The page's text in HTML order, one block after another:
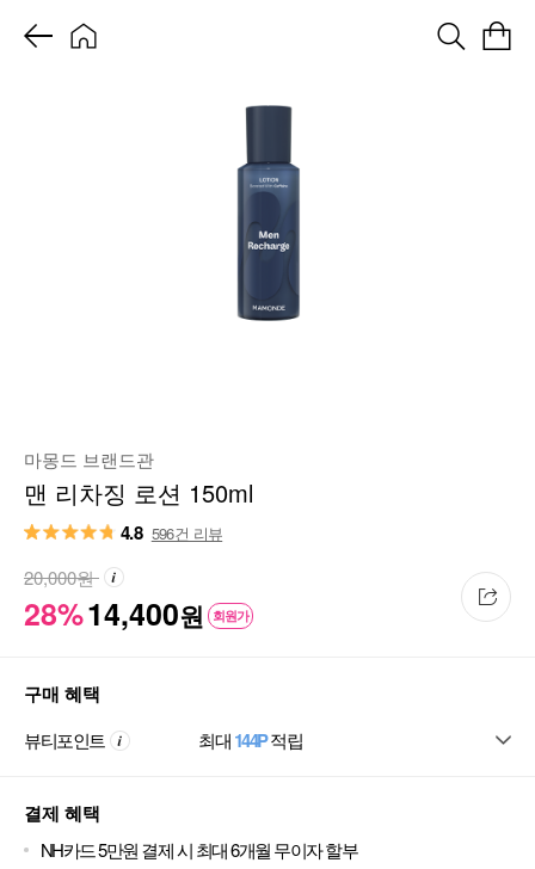
마몽드 브랜드관
맨 리차징 로션 150ml
4.8 596건 리뷰
28%14,400원 회원가
20,000원
구매 혜택
뷰티포인트 최대144P적립
결제 혜택
NH카드 5만원 결제 시 최대 6개월 무이자 할부